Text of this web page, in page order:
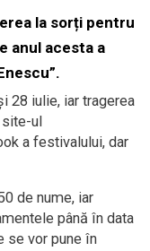
la sorți pentru
anul acesta a
28 iulie, iar tragerea
site-ul
a festivalului, dar
de nume, iar
până în data
se vor pune în